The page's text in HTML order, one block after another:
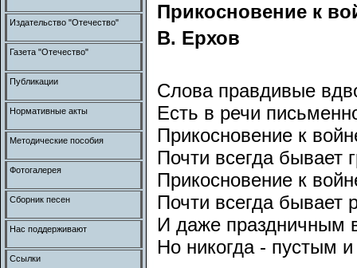
Прикосновение к
В. Ерхов
Слова правдивые
Есть в речи
Прикосновение к
Почти всегда бывает
Прикосновение к
Почти всегда бывает
И даже праздничным
Но никогда - пустым
Издательство "Отечество"
Газета "Отечество"
Публикации
Нормативные акты
Методические пособия
Фотогалерея
Сборник песен
Нас поддерживают
Ссылки